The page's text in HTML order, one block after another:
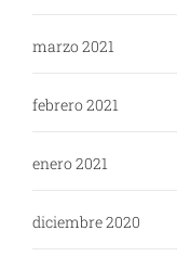
marzo 2021
febrero 2021
enero 2021
diciembre 2020